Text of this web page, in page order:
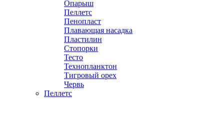
Опарыш
Пеллетс
Пенопласт
Плавающая насадка
Пластилин
Стопорки
Тесто
Технопланктон
Тигровый орех
Червь
Пеллетс